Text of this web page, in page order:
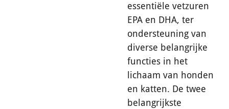
essentiële vetzuren
EPA en DHA, ter
ondersteuning van
diverse belangrijke
functies in het
lichaam van honden
en katten. De twee
belangrijkste